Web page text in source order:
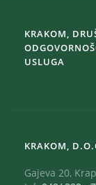
KRAKOM,
USLUGA
KRAKOM,
Gajeva 20,